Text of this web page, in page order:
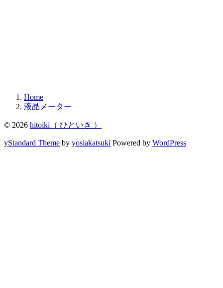
Home
液晶メーター
© 2026 hitoiki（ ひといき ）
yStandard Theme by yosiakatsuki Powered by WordPress